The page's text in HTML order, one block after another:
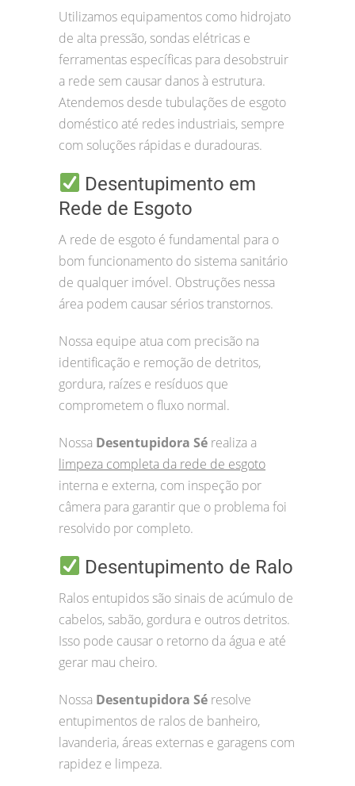
Utilizamos equipamentos como hidrojato
de alta pressão, sondas elétricas e
ferramentas específicas para desobstruir
a rede sem causar danos à estrutura.
Atendemos desde tubulações de esgoto
doméstico até redes industriais, sempre
com soluções rápidas e duradouras.
Desentupimento em
Rede de Esgoto
A rede de esgoto é fundamental para o
bom funcionamento do sistema sanitário
de qualquer imóvel. Obstruções nessa
área podem causar sérios transtornos.
Nossa equipe atua com precisão na
identificação e remoção de detritos,
gordura, raízes e resíduos que
comprometem o fluxo normal.
Nossa Desentupidora Sé realiza a
limpeza completa da rede de esgoto
interna e externa, com inspeção por
câmera para garantir que o problema foi
resolvido por completo.
Desentupimento de Ralo
Ralos entupidos são sinais de acúmulo de
cabelos, sabão, gordura e outros detritos.
Isso pode causar o retorno da água e até
gerar mau cheiro.
Nossa Desentupidora Sé resolve
entupimentos de ralos de banheiro,
lavanderia, áreas externas e garagens com
rapidez e limpeza.